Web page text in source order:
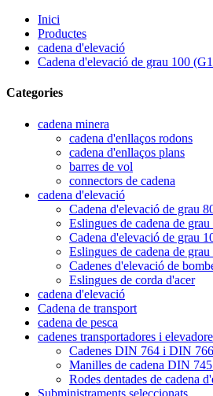
Inici
Productes
cadena d'elevació
Cadena d'elevació de grau 100
Categories
cadena minera
cadena d'enllaços rodons
cadena d'enllaços plans
barres de vol
connectors de cadena
cadena d'elevació
Cadena d'elevació de grau
Eslingues de cadena de
Cadena d'elevació de grau
Eslingues de cadena de
Cadenes d'elevació de
Eslingues de corda d'acer
cadena d'elevació
Cadena de transport
cadena de pesca
cadenes transportadores i
Cadenes DIN 764 i DIN 766
Manilles de cadena DIN
Rodes dentades de cadena
Subministraments seleccionats